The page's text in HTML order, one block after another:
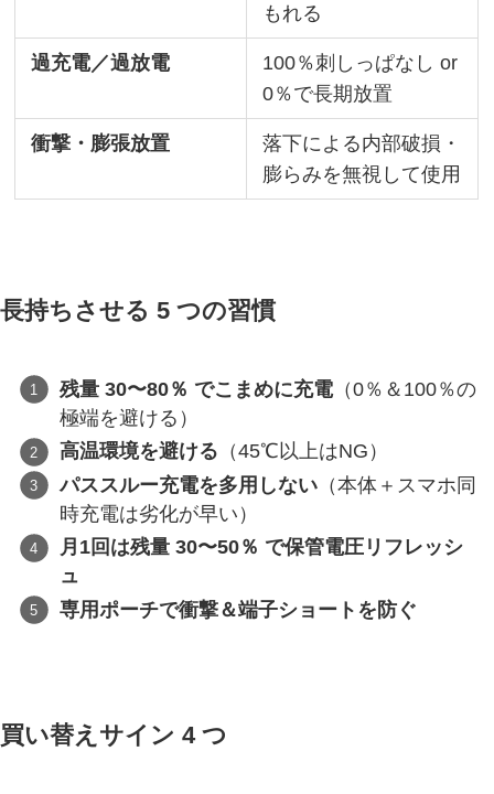
もれる
過充電／過放電
100％刺しっぱなし or
0％で長期放置
衝撃・膨張放置
落下による内部破損・
膨らみを無視して使用
長持ちさせる 5 つの習慣
残量 30〜80％ でこまめに充電（0％＆100％の
極端を避ける）
高温環境を避ける （45℃以上はNG）
パススルー充電を多用しない（本体＋スマホ同
時充電は劣化が早い）
月1回は残量 30〜50％ で保管電圧リフレッシ
ュ
専用ポーチで衝撃＆端子ショートを防ぐ
買い替えサイン 4 つ